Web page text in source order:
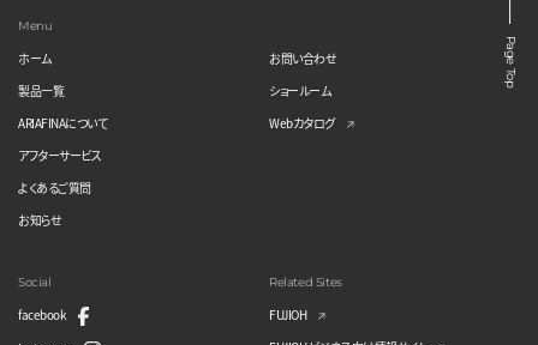
Page Top
Menu
ホーム
製品一覧
ARIAFINAについて
アフターサービス
よくあるご質問
お知らせ
お問い合わせ
ショールーム
Webカタログ
Social
facebook
Related Sites
FUJIOH